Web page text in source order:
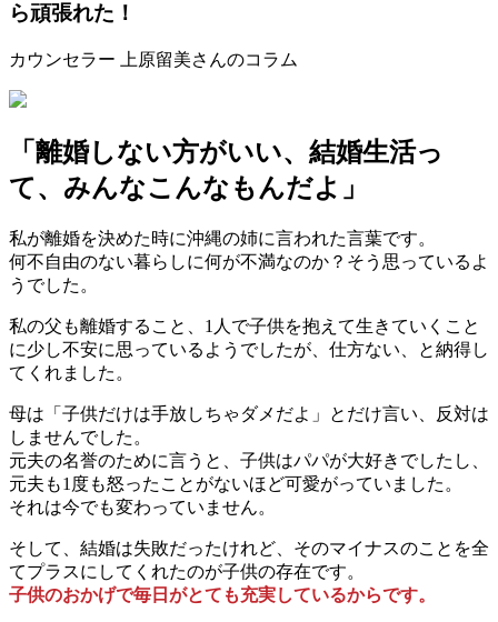
ら頑張れた！
カウンセラー 上原留美さんのコラム
「離婚しない方がいい、結婚生活っ
て、みんなこんなもんだよ」
私が離婚を決めた時に沖縄の姉に言われた言葉です。
何不自由のない暮らしに何が不満なのか？そう思っているよ
うでした。
私の父も離婚すること、1人で子供を抱えて生きていくこと
に少し不安に思っているようでしたが、仕方ない、と納得し
てくれました。
母は「子供だけは手放しちゃダメだよ」とだけ言い、反対は
しませんでした。
元夫の名誉のために言うと、子供はパパが大好きでしたし、
元夫も1度も怒ったことがないほど可愛がっていました。
それは今でも変わっていません。
そして、結婚は失敗だったけれど、そのマイナスのことを全
てプラスにしてくれたのが子供の存在です。
子供のおかげで毎日がとても充実しているからです。